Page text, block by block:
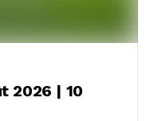
2026 | 10